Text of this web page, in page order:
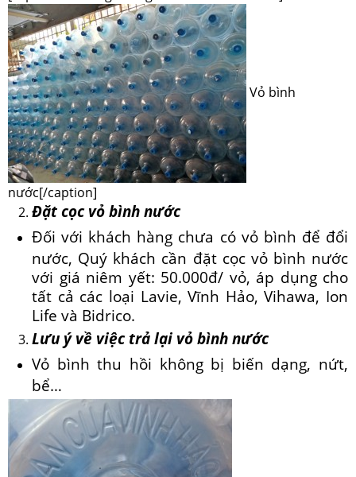
Vỏ bình
nước[/caption]
Đặt cọc vỏ bình nước
Đối với khách hàng chưa có vỏ bình để đổi
nước, Quý khách cần đặt cọc vỏ bình nước
với giá niêm yết: 50.000đ/ vỏ, áp dụng cho
tất cả các loại Lavie, Vĩnh Hảo, Vihawa, Ion
Life và Bidrico.
Lưu ý về việc trả lại vỏ bình nước
Vỏ bình thu hồi không bị biến dạng, nứt,
bể…